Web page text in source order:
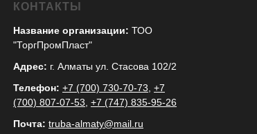
КОНТАКТЫ
Название организации: ТОО
"ТоргПромПласт"
Адрес: г. Алматы ул. Стасова 102/2
Телефон: +7 (700) 730-70-73 +7
(700) 807-07-53 +7 (747) 835-95-26
Почта: truba-almaty@mail.ru